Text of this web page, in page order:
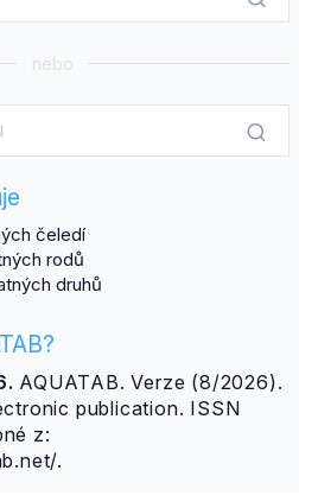
nebo
čeledí
rodů
druhů
AQUATAB. Verze (8/2026).
publication. ISSN
z:
.